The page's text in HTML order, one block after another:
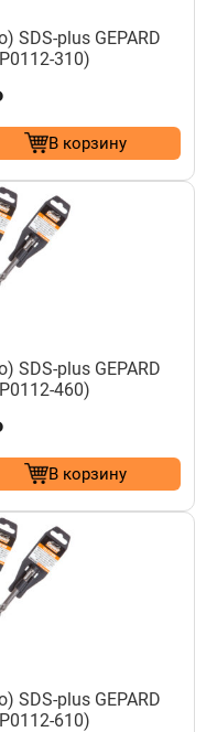
SDS-plus GEPARD
310)
В корзину
SDS-plus GEPARD
460)
В корзину
SDS-plus GEPARD
610)